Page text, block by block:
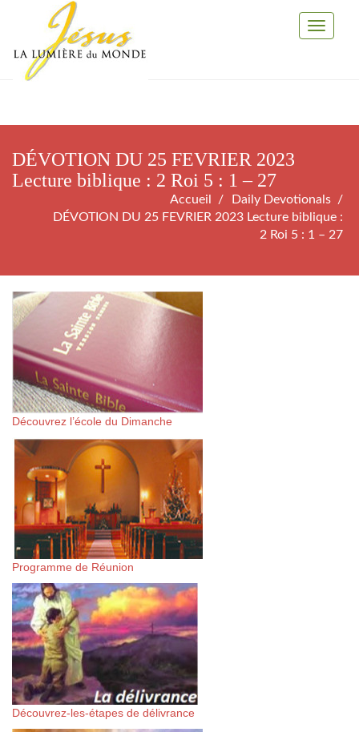
Toggle
DÉVOTION DU 25 FEVRIER 2023
Lecture biblique : 2 Roi 5 : 1 – 27
Accueil
Daily Devotionals
DÉVOTION DU 25 FEVRIER 2023 Lecture biblique :
2 Roi 5 : 1 – 27
Découvrez l’école du Dimanche
Programme de Réunion
Découvrez-les-étapes de délivrance